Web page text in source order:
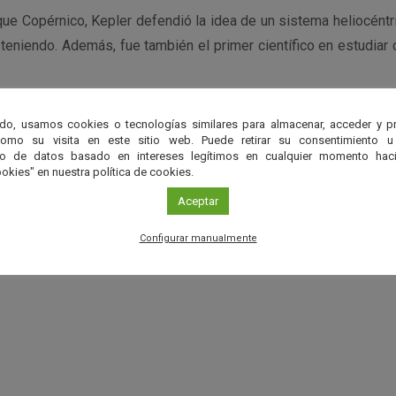
Copérnico, Kepler defendió la idea de un sistema
Además, fue también el primer científico en estudiar
Portrait of an unknown man by an unknown artist. Often
unknown original, allegedly from 1610. It is more likely
teacher. /
Wikimedia Commons
usamos cookies o tecnologías similares para almacenar, acceder y
su visita en este sitio web. Puede retirar su consentimiento
de datos basado en intereses legítimos en cualquier momento
en nuestra política de cookies.
Aceptar
Configurar manualmente